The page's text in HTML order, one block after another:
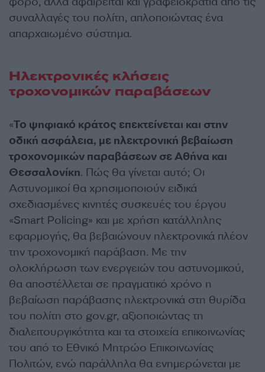
συναλλαγές του πολίτη, απλοποιώντας ένα
απαρχαιωμένο σύστημα.
Ηλεκτρονικές κλήσεις
τροχονομικών παραβάσεων
«Το ψηφιακό κράτος επεκτείνεται και στην
οδική ασφάλεια, με ηλεκτρονική βεβαίωση
τροχονομικών παραβάσεων σε Αθήνα και
Θεσσαλονίκη. Πώς θα γίνεται αυτό; Οι
Αστυνομικοί θα χρησιμοποιούν ειδικά
σχεδιασμένες κινητές συσκευές του έργου
«Smart Policing» και με χρήση κατάλληλης
εφαρμογής, θα βεβαιώνουν ηλεκτρονικά πλέον
την τροχονομική παράβαση. Με την
ολοκλήρωση των ενεργειών του αστυνομικού,
θα αποστέλλεται σε πραγματικό χρόνο η
βεβαίωση παράβασης ηλεκτρονικά στη θυρίδα
του πολίτη στο gov.gr, αξιοποιώντας τη
διαλειτουργικότητα και τα στοιχεία επικοινωνίας
του από το Εθνικό Μητρώο Επικοινωνίας
Πολιτών, ενώ παράλληλα θα ενημερώνεται με